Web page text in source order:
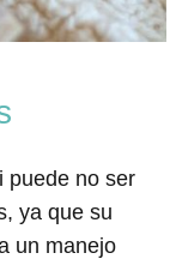
puede no ser
ya que su
un manejo